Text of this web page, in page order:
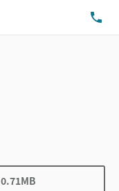
0.71MB